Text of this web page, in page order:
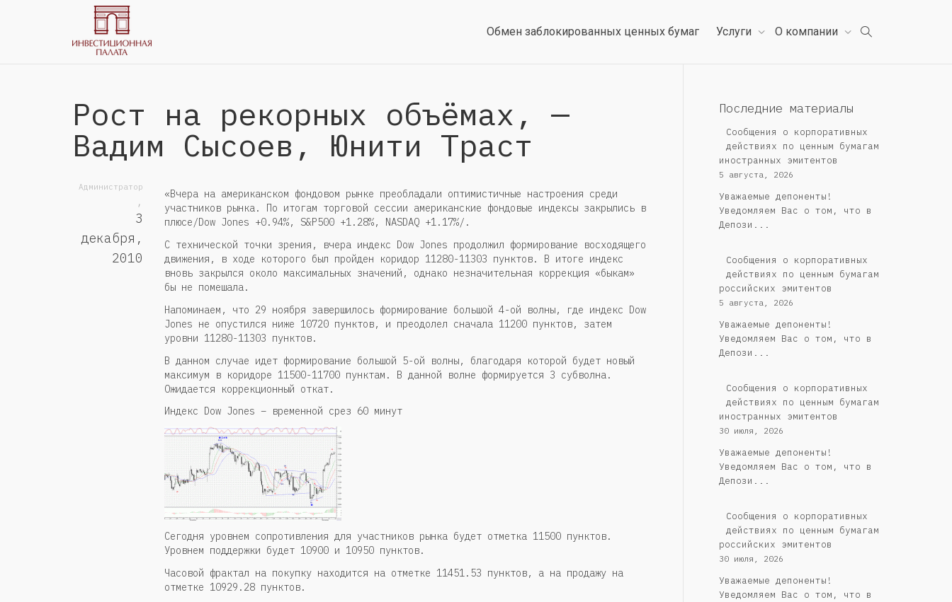
Обмен заблокированных ценных бумаг Услуги О компании
Рост на рекорных объёмах, —
Вадим Сысоев, Юнити Траст
Администратор
,
3
декабря,
2010
«Вчера на американском фондовом рынке преобладали оптимистичные настроения среди
участников рынка. По итогам торговой сессии американские фондовые индексы закрылись в
плюсе/Dow Jones +0.94%, S&P500 +1.28%, NASDAQ +1.17%/.
С технической точки зрения, вчера индекс Dow Jones продолжил формирование восходящего
движения, в ходе которого был пройден коридор 11280-11303 пунктов. В итоге индекс
вновь закрылся около максимальных значений, однако незначительная коррекция «быкам»
бы не помешала.
Напоминаем, что 29 ноября завершилось формирование большой 4-ой волны, где индекс Dow
Jones не опустился ниже 10720 пунктов, и преодолел сначала 11200 пунктов, затем
уровни 11280-11303 пунктов.
В данном случае идет формирование большой 5-ой волны, благодаря которой будет новый
максимум в коридоре 11500-11700 пунктам. В данной волне формируется 3 субволна.
Ожидается коррекционный откат.
Индекс Dow Jones – временной срез 60 минут
Сегодня уровнем сопротивления для участников рынка будет отметка 11500 пунктов.
Уровнем поддержки будет 10900 и 10950 пунктов.
Часовой фрактал на покупку находится на отметке 11451.53 пунктов, а на продажу на
отметке 10929.28 пунктов.
Последние материалы
Сообщения о корпоративных
действиях по ценным бумагам
иностранных эмитентов
5 августа, 2026
Уважаемые депоненты!
Уведомляем Вас о том, что в
Депози...
Cообщения о корпоративных
действиях по ценным бумагам
российских эмитентов
5 августа, 2026
Уважаемые депоненты!
Уведомляем Вас о том, что в
Депози...
Сообщения о корпоративных
действиях по ценным бумагам
иностранных эмитентов
30 июля, 2026
Уважаемые депоненты!
Уведомляем Вас о том, что в
Депози...
Cообщения о корпоративных
действиях по ценным бумагам
российских эмитентов
30 июля, 2026
Уважаемые депоненты!
Уведомляем Вас о том, что в